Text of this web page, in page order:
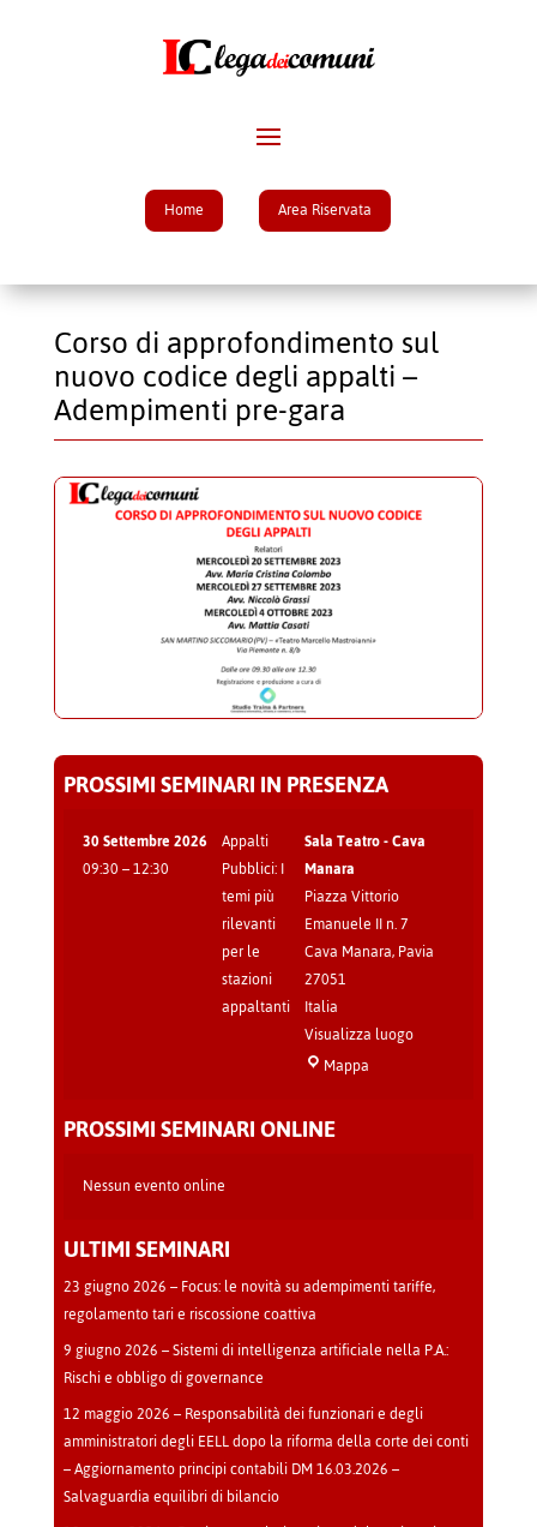
Home Area Riservata
Corso di approfondimento sul
nuovo codice degli appalti –
Adempimenti pre-gara
PROSSIMI SEMINARI IN PRESENZA
30 Settembre 2026
09:30–12:30
Appalti
Pubblici: I
temi più
rilevanti
per le
stazioni
appaltanti
Sala Teatro - Cava
Manara
Piazza Vittorio
Emanuele II n. 7
Cava Manara,Pavia
27051
Italia
Visualizza luogo
Mappa
PROSSIMI SEMINARI ONLINE
Nessun evento online
ULTIMI SEMINARI
23 giugno 2026 – Focus: le novità su adempimenti tariffe,
regolamento tari e riscossione coattiva
9 giugno 2026 – Sistemi di intelligenza artificiale nella P.A.:
Rischi e obbligo di governance
12 maggio 2026 – Responsabilità dei funzionari e degli
amministratori degli EELL dopo la riforma della corte dei conti
– Aggiornamento principi contabili DM 16.03.2026 –
Salvaguardia equilibri di bilancio